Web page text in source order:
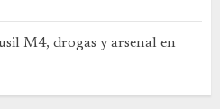
M4, drogas y arsenal en